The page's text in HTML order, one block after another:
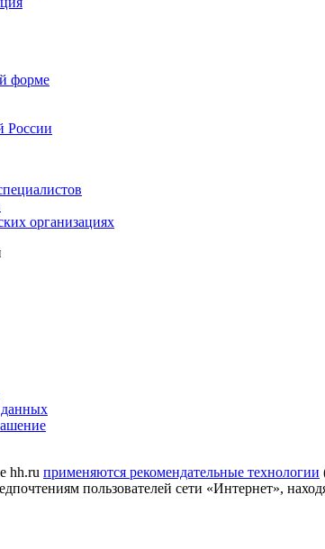
форме
России
организациях
hh.ru применяются рекомендательные технологии
пользователей сети «Интернет»,